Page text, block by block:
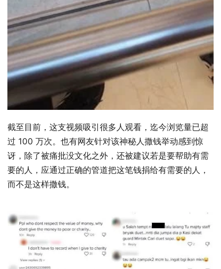
截至目前，这支视频吸引很多人观看，迄今浏览量已超
过 100 万次。也有网友针对该神秘人撒钱举动感到惊
讶，除了被痛批没文化之外，还被建议若是要帮助有需
要的人，应通过正确的管道把这笔钱捐给有需要的人，
而不是这样撒钱。